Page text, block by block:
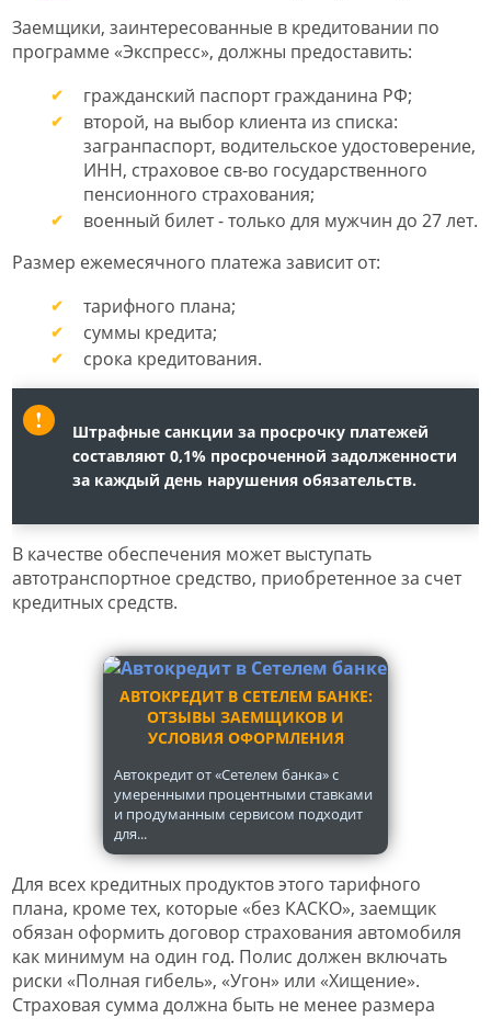
Заемщики, заинтересованные в кредитовании по
программе «Экспресс», должны предоставить:
гражданский паспорт гражданина РФ;
второй, на выбор клиента из списка:
загранпаспорт, водительское удостоверение,
ИНН, страховое св-во государственного
пенсионного страхования;
военный билет - только для мужчин до 27 лет.
Размер ежемесячного платежа зависит от:
тарифного плана;
суммы кредита;
срока кредитования.
Штрафные санкции за просрочку платежей
составляют 0,1% просроченной задолженности
за каждый день нарушения обязательств.
В качестве обеспечения может выступать
автотранспортное средство, приобретенное за счет
кредитных средств.
АВТОКРЕДИТ В СЕТЕЛЕМ БАНКЕ:
ОТЗЫВЫ ЗАЕМЩИКОВ И
УСЛОВИЯ ОФОРМЛЕНИЯ
Автокредит от «Сетелем банка» с
умеренными процентными ставками
и продуманным сервисом подходит
для...
Для всех кредитных продуктов этого тарифного
плана, кроме тех, которые «без КАСКО», заемщик
обязан оформить договор страхования автомобиля
как минимум на один год. Полис должен включать
риски «Полная гибель», «Угон» или «Хищение».
Страховая сумма должна быть не менее размера